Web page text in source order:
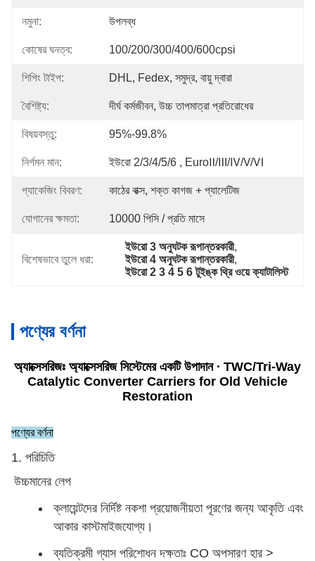
নমুনা: উপলব্ধ
কোষের ঘনত্ব: 100/200/300/400/600cpsi
শিপিং টাইপ: DHL, Fedex, সমুদ্র, বায়ু দ্বারা
বৈশিষ্ট্য: দীর্ঘ কর্মজীবন, উচ্চ তাপমাত্রা প্রতিরোধের
বিষয়বস্তু: 95%-99.8%
নির্গমন মান: ইউরো 2/3/4/5/6 , EuroⅡ/Ⅲ/Ⅳ/Ⅴ/Ⅵ
প্যাকেজিং বিবরণ: কাঠের বাক্স, শক্ত কাগজ + প্যালেটিজ
যোগানের ক্ষমতা: 10000 পিসি / প্রতি মাসে
বিশেষভাবে তুলে ধরা:
ইউরো 3 অনুঘটক রূপান্তরকারী,
ইউরো 4 অনুঘটক রূপান্তরকারী,
ইউরো 2 3 4 5 6 টুইঙ্ক থ্রি ওয়ে ক্যাটালিস্ট
পণ্যের বর্ণনা
অ্যাক্সেসরিজঃ অ্যাক্সেসরিজ সিস্টেমের একটি উপাদান ∙ TWC/Tri-Way
Catalytic Converter Carriers for Old Vehicle
Restoration
পণ্যের বর্ণনা
1. পরিচিতি
উচ্চমানের লেপ
ক্লায়েন্টদের নির্দিষ্ট নকশা প্রয়োজনীয়তা পূরণের জন্য আকৃতি এবং
আকার কাস্টমাইজযোগ্য।
ব্যতিক্রমী গ্যাস পরিশোধন দক্ষতাঃ CO অপসারণ হার >